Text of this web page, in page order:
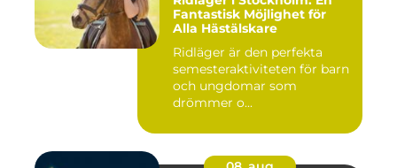
Fantastisk Möjlighet för
Alla Hästälskare
Ridläger är den perfekta
semesteraktiviteten för barn
och ungdomar som
drömmer o...